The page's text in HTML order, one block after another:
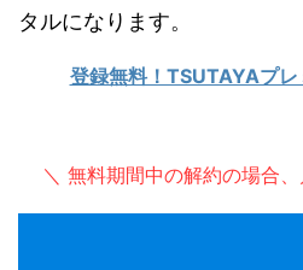
タルになります。
登録無料！TSUTAYAプ
＼ 無料期間中の解約の場合